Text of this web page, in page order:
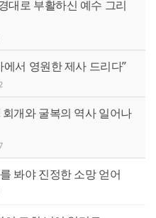
대로 부활하신 예수 그리
서 영원한 제사 드리다”
개와 굴복의 역사 일어나
봐야 진정한 소망 얻어